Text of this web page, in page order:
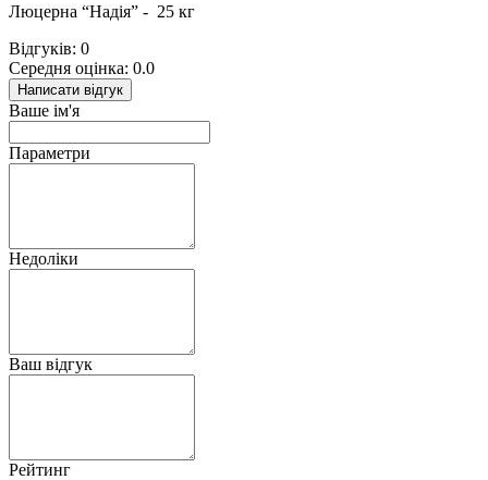
Люцерна “Надія” - 25 кг
Відгуків: 0
Середня оцінка: 0.0
Написати відгук
Ваше ім'я
Параметри
Недоліки
Ваш відгук
Рейтинг